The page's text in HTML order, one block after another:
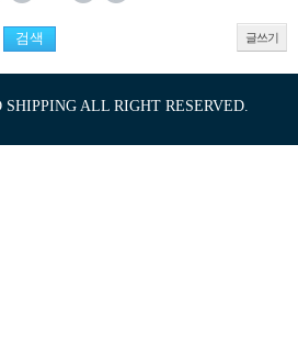
글쓰기
ALL RIGHT RESERVED.